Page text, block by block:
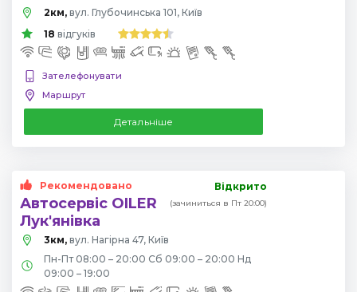
2км, вул. Глубочинська 101, Київ
18 відгуків
Зателефонувати
Маршрут
Детальніше
Рекомендовано
Автосервіс OILER
Лук'янівка
Відкрито
(зачиниться в Пт 20:00)
3км, вул. Нагірна 47, Київ
Пн-Пт 08:00 – 20:00 Сб 09:00 – 20:00 Нд
09:00 – 19:00